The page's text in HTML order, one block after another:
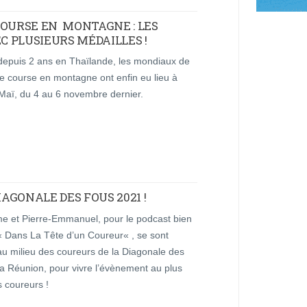
EN MONTAGNE : LES
PLUSIEURS MÉDAILLES !
2 ans en Thaïlande, les mondiaux de
course en montagne ont enfin eu lieu à
du 4 au 6 novembre dernier.
DES FOUS 2021 !
et Pierre-Emmanuel, pour le podcast bien
Dans La Tête d’un Coureur« , se sont
milieu des coureurs de la Diagonale des
Réunion, pour vivre l’évènement au plus
coureurs !